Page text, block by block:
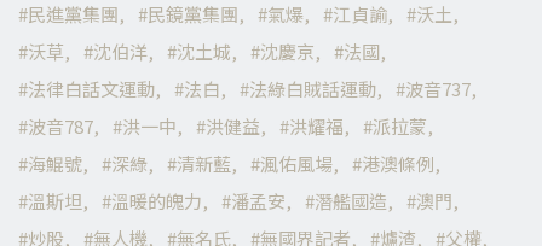
民進黨集團
民鏡黨集團 氣爆 江貞諭
沃土
沃草
沈伯洋 沈土城 沈慶京
法國
法律白話文運動
法白 法綠白賊話運動
波音737
波音787
洪一中 洪健益 洪耀福
派拉蒙
海鯤號
深綠 清新藍 渢佑風場
港澳條例
溫斯坦
溫暖的魄力 潘孟安 潛艦國造
澳門
炒股
無人機 無名氏 無國界記者 爐渣
父權